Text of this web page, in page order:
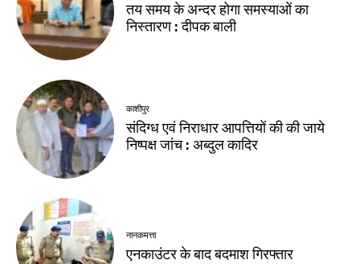
तय समय के अन्दर होगा समस्याओं का
निस्तारण : दीपक बाली
काशीपुर
संदिग्ध एवं निराधार आपत्तियों की की जाये
निष्पक्ष जांच : अब्दुल कादिर
नानकमत्ता
एनकाउंटर के बाद बदमाश गिरफ्तार